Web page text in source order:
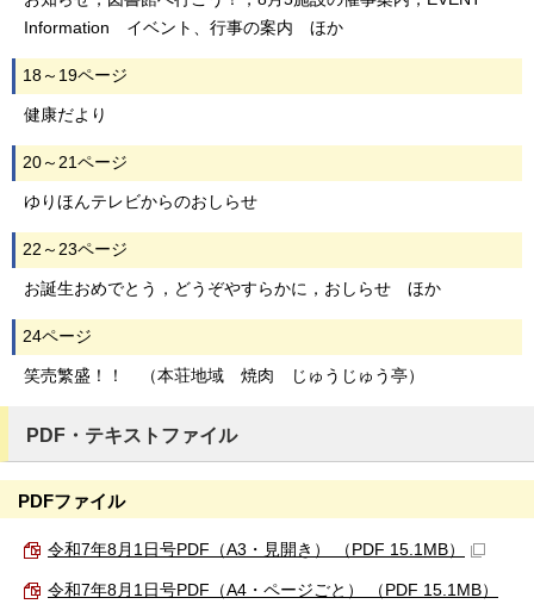
Information イベント、行事の案内 ほか
18～19ページ
健康だより
20～21ページ
ゆりほんテレビからのおしらせ
22～23ページ
お誕生おめでとう，どうぞやすらかに，おしらせ ほか
24ページ
笑売繁盛！！ （本荘地域 焼肉 じゅうじゅう亭）
PDF・テキストファイル
PDFファイル
令和7年8月1日号PDF（A3・見開き） （PDF 15.1MB）
令和7年8月1日号PDF（A4・ページごと） （PDF 15.1MB）